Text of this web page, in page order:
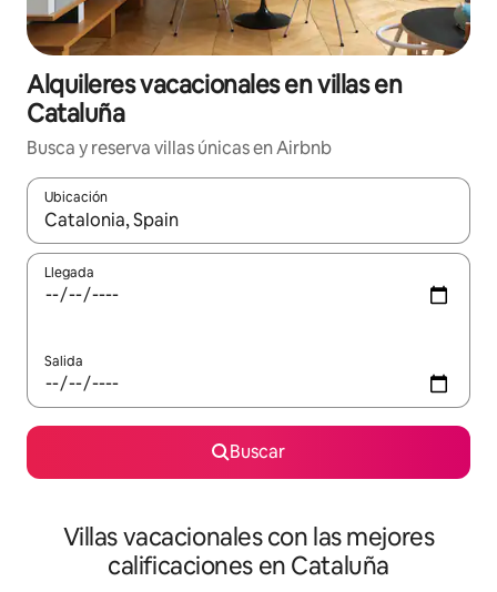
Alquileres vacacionales en villas en
Cataluña
Busca y reserva villas únicas en Airbnb
Ubicación
Cuando los resultados estén disponibles, navega con las
Llegada
Salida
Buscar
Villas vacacionales con las mejores
calificaciones en Cataluña